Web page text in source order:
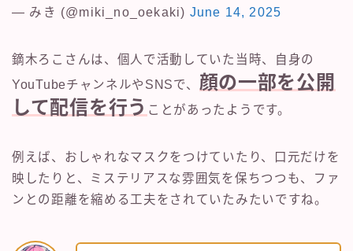
— みき (@miki_no_oekaki) June 14, 2025
鏑木ろこさんは、個人で活動していた当時、自身の
YouTubeチャンネルやSNSで、 顔の一部を公開
して配信を行う ことがあったようです。
例えば、おしゃれなマスクをつけていたり、口元だけを
映したりと、ミステリアスな雰囲気を保ちつつも、ファ
ンとの距離を縮める工夫をされていたみたいですね。